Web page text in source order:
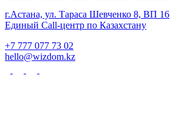
г.Астана, ул. Тараса Шевченко 8, ВП 16
Единый Call-центр по Казахстану
+7 777 077 73 02
hello@wizdom.kz